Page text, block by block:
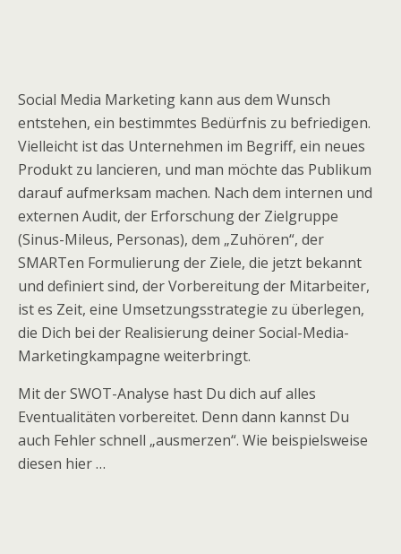
Social Media Marketing kann aus dem Wunsch
entstehen, ein bestimmtes Bedürfnis zu befriedigen.
Vielleicht ist das Unternehmen im Begriff, ein neues
Produkt zu lancieren, und man möchte das Publikum
darauf aufmerksam machen. Nach dem internen und
externen Audit, der Erforschung der Zielgruppe
(Sinus-Mileus, Personas), dem „Zuhören“, der
SMARTen Formulierung der Ziele, die jetzt bekannt
und definiert sind, der Vorbereitung der Mitarbeiter,
ist es Zeit, eine Umsetzungsstrategie zu überlegen,
die Dich bei der Realisierung deiner Social-Media-
Marketingkampagne weiterbringt.
Mit der SWOT-Analyse hast Du dich auf alles
Eventualitäten vorbereitet. Denn dann kannst Du
auch Fehler schnell „ausmerzen“. Wie beispielsweise
diesen hier …